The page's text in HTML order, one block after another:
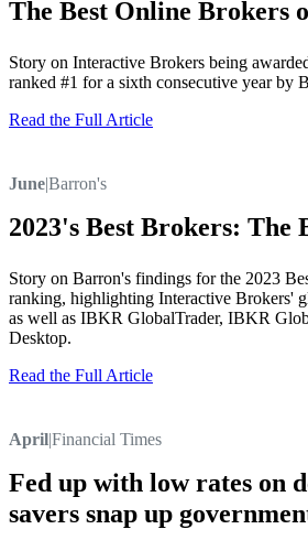
The Best Online Brokers
Story on Interactive Brokers being
ranked #1 for a sixth consecutive year by
Read the Full Article
June|Barron's
2023's Best Brokers: The
Story on Barron's findings for the 2023
ranking, highlighting Interactive Brokers'
as well as IBKR GlobalTrader, IBKR
Desktop.
Read the Full Article
April|Financial Times
Fed up with low rates on
savers snap up